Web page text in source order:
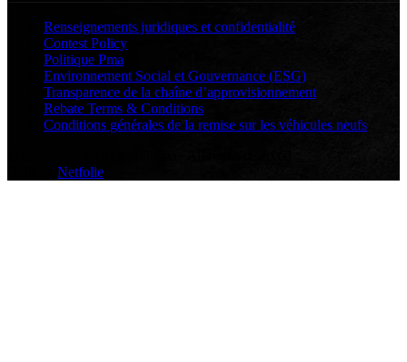
Renseignements juridiques et confidentialité
Contest Policy
Politique Pma
Environnement Social et Gouvernance (ESG)
Transparence de la chaîne d’approvisionnement
Rebate Terms & Conditions
Conditions générales de la remise sur les véhicules neufs
Netfolie